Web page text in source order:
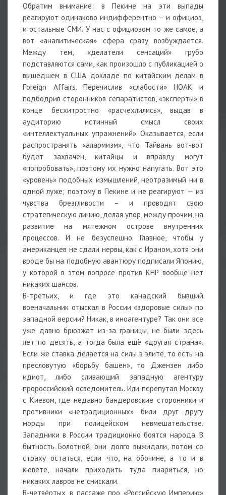
Обратим внимание: в Пекине на эти выпады
реагируют одинаково индифферентно – и официоз,
и остальные СМИ. У нас с официозом то же самое, а
вот «аналитическая» сфера сразу возбуждается.
Между тем, «делатели сенсаций» грубо
подставляются сами, как произошло с публикацией о
вышедшем в США докладе по китайским делам в
Foreign Affairs. Перечислив «слабости» НОАК и
подбодрив сторонников сепаратистов, «эксперты» в
конце бесхитростно «расчехлились», выдав в
аудиторию истинный смысл своих
«интеллектуальных упражнений». Оказывается, если
распространять «алармизм», что Тайвань вот-вот
будет захвачен, китайцы и вправду могут
«попробовать», поэтому их нужно напугать. Вот это
«уровень» подобных измышлений, неотразимый ни в
одной луже; поэтому в Пекине и не реагируют — из
чувства брезгливости – и проводят свою
стратегическую линию, делая упор, между прочим, на
развитие на мятежном острове внутренних
процессов. И не безуспешно. Главное, чтобы у
американцев не сдали нервы, как с Ираном, хотя они
вроде бы на подобную авантюру подписали Японию,
у которой в этом вопросе против КНР вообще нет
никаких шансов.
В-третьих, и где это канадский бывший
военачальник отыскал в России «здоровые силы» по
западной версии? Никак, в иноагентуре? Так они все
уже давно брюзжат из-за границы, не были здесь
лет по десять, а тогда была ещё «другая страна».
Если же ставка делается на силы в элите, то есть на
пресловутую «борьбу башен», то Джензен либо
идиот, либо сливающий западную агентуру
пророссийский осведомитель. Или перепутал Москву
с Киевом, где недавно бандеровские сторонники и
противники «нетрадиционных» били друг другу
морды при полицейском невмешательстве.
Западники в России традиционно боятся народа. В
бытность Болотной, они долго выжидали, потом со
страху остаться, если что, на обочине, а то и в
кювете, начали приходить туда пиариться, но
никаких лавров не снискали.
В-четвёртых, в пассаже про «Российскую Империю»